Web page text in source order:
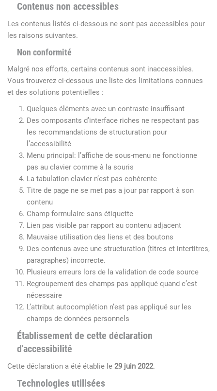
Contenus non accessibles
Les contenus listés ci-dessous ne sont pas accessibles pour
les raisons suivantes.
Non conformité
Malgré nos efforts, certains contenus sont inaccessibles.
Vous trouverez ci-dessous une liste des limitations connues
et des solutions potentielles :
Quelques éléments avec un contraste insuffisant
Des composants d’interface riches ne respectant pas
les recommandations de structuration pour
l’accessibilité
Menu principal: l’affiche de sous-menu ne fonctionne
pas au clavier comme à la souris
La tabulation clavier n’est pas cohérente
Titre de page ne se met pas a jour par rapport à son
contenu
Champ formulaire sans étiquette
Lien pas visible par rapport au contenu adjacent
Mauvaise utilisation des liens et des boutons
Des contenus avec une structuration (titres et intertitres,
paragraphes) incorrecte.
Plusieurs erreurs lors de la validation de code source
Regroupement des champs pas appliqué quand c’est
nécessaire
L’attribut autocomplétion n’est pas appliqué sur les
champs de données personnels
Établissement de cette déclaration
d'accessibilité
Cette déclaration a été établie le 29 juin 2022.
Technologies utilisées